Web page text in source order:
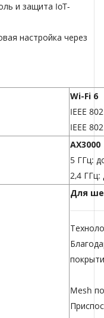
и защита IoT-
настройка через
Wi-Fi 6
IEEE
IEEE
AX3000
5 ГГц:
2,4
Для
Mesh